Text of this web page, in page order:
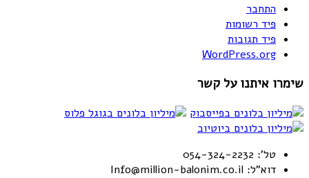
התחבר
פיד רשומות
פיד תגובות
WordPress.org
שימרו איתנו על קשר
טל': 054-324-2232
דוא"ל: Info@million-balonim.co.il